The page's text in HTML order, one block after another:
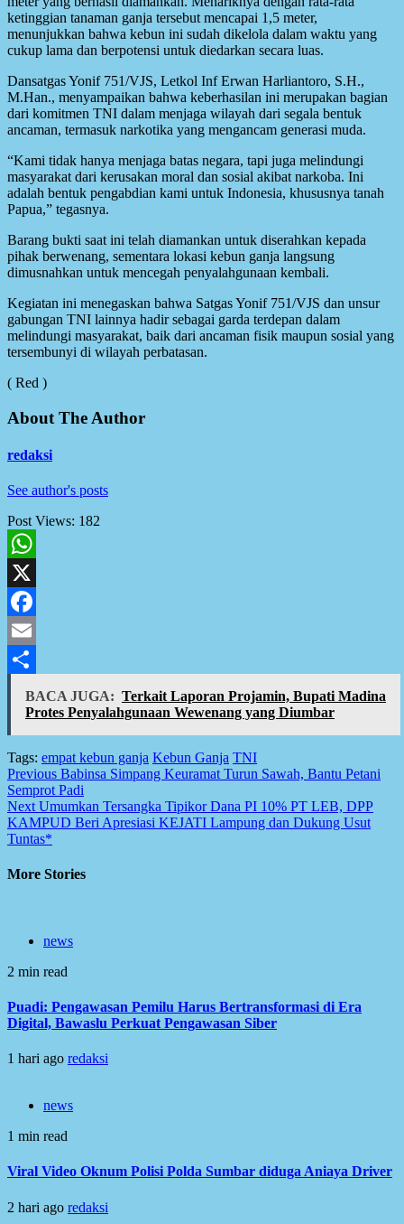
ketinggian tanaman ganja tersebut mencapai 1,5 meter,
menunjukkan bahwa kebun ini sudah dikelola dalam waktu yang
cukup lama dan berpotensi untuk diedarkan secara luas.
Dansatgas Yonif 751/VJS, Letkol Inf Erwan Harliantoro, S.H.,
M.Han., menyampaikan bahwa keberhasilan ini merupakan bagian
dari komitmen TNI dalam menjaga wilayah dari segala bentuk
ancaman, termasuk narkotika yang mengancam generasi muda.
“Kami tidak hanya menjaga batas negara, tapi juga melindungi
masyarakat dari kerusakan moral dan sosial akibat narkoba. Ini
adalah bentuk pengabdian kami untuk Indonesia, khususnya tanah
Papua,” tegasnya.
Barang bukti saat ini telah diamankan untuk diserahkan kepada
pihak berwenang, sementara lokasi kebun ganja langsung
dimusnahkan untuk mencegah penyalahgunaan kembali.
Kegiatan ini menegaskan bahwa Satgas Yonif 751/VJS dan unsur
gabungan TNI lainnya hadir sebagai garda terdepan dalam
melindungi masyarakat, baik dari ancaman fisik maupun sosial yang
tersembunyi di wilayah perbatasan.
( Red )
About The Author
redaksi
See author's posts
Post Views: 182
WhatsApp
X
Facebook
Email
Share
BACA JUGA: Terkait Laporan Projamin, Bupati Madina
Protes Penyalahgunaan Wewenang yang Diumbar
Tags: empat kebun ganja Kebun Ganja TNI
Post
navigation
Previous Babinsa Simpang Keuramat Turun Sawah, Bantu Petani
Semprot Padi
Next Umumkan Tersangka Tipikor Dana PI 10% PT LEB, DPP
KAMPUD Beri Apresiasi KEJATI Lampung dan Dukung Usut
Tuntas*
More Stories
news
2 min read
Puadi: Pengawasan Pemilu Harus Bertransformasi di Era
Digital, Bawaslu Perkuat Pengawasan Siber
1 hari ago redaksi
news
1 min read
Viral Video Oknum Polisi Polda Sumbar diduga Aniaya Driver
2 hari ago redaksi